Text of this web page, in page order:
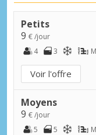
Petits
9 € /jour
4
3 M
Voir l'offre
Moyens
9 € /jour
5
5 M